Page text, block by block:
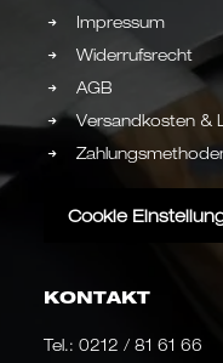
Impressum
Widerrufsrecht
AGB
Versandkosten &
Cookie
KONTAKT
Tel.: 0212 / 81 61 66